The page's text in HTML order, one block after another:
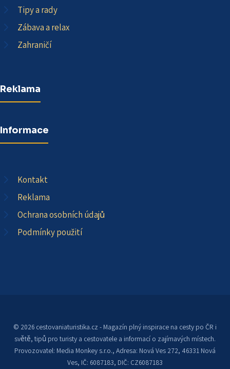
Tipy a rady
Zábava a relax
Zahraničí
Reklama
Informace
Kontakt
Reklama
Ochrana osobních údajů
Podmínky použití
© 2026 cestovaniaturistika.cz - Magazín plný inspirace na cesty po ČR i
světě, tipů pro turisty a cestovatele a informací o zajímavých místech.
Provozovatel: Media Monkey s.r.o., Adresa: Nová Ves 272, 46331 Nová
Ves, IČ: 6087183, DIČ: CZ6087183